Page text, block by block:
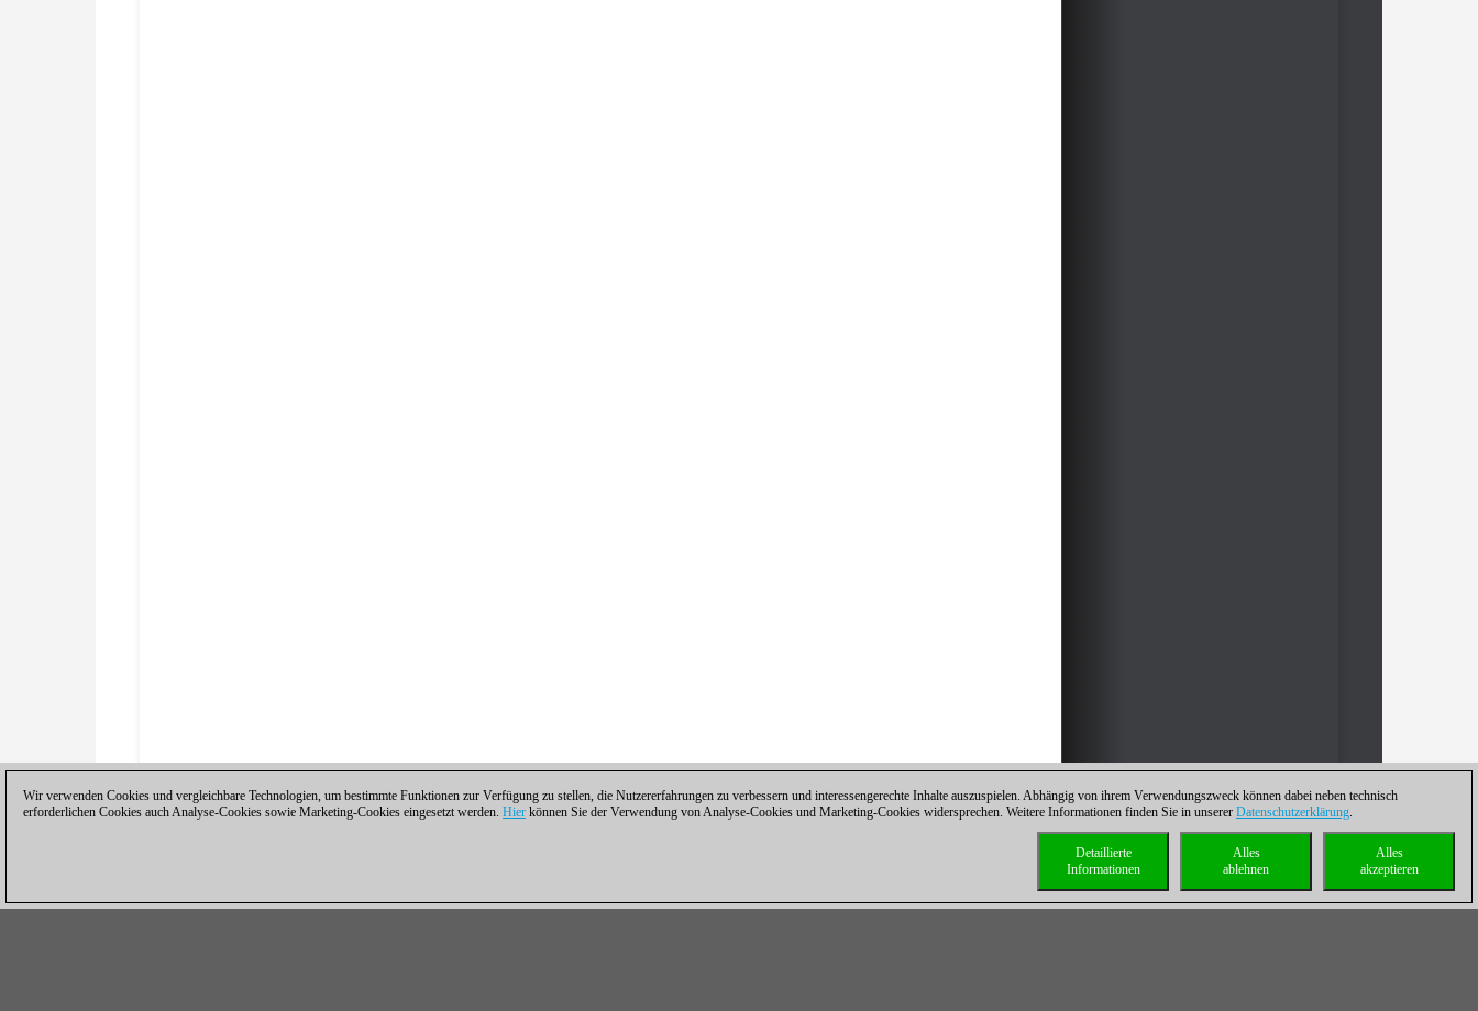
Wir verwenden Cookies und vergleichbare Technologien, um bestimmte Funktionen zur Verfügung zu stellen, die Nutzererfahrungen zu verbessern und interessengerechte Inhalte auszuspielen. Abhängig von ihrem Verwendungszweck können dabei neben technisch
erforderlichen Cookies auch Analyse-Cookies sowie Marketing-Cookies eingesetzt werden. Hier können Sie der Verwendung von Analyse-Cookies und Marketing-Cookies widersprechen. Weitere Informationen finden Sie in unserer Datenschutzerklärung.
Alles
akzeptieren
Alles
ablehnen
Detaillierte
Informationen